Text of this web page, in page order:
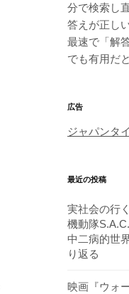
分で検索し
答えが正し
最速で「解
でも有用だ
広告
ジャパンタ
最近の投稿
実社会の行
機動隊
中二病的世
り返る
映画『ウォ